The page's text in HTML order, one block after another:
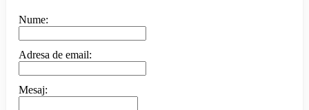
Nume:
Adresa de email:
Mesaj: